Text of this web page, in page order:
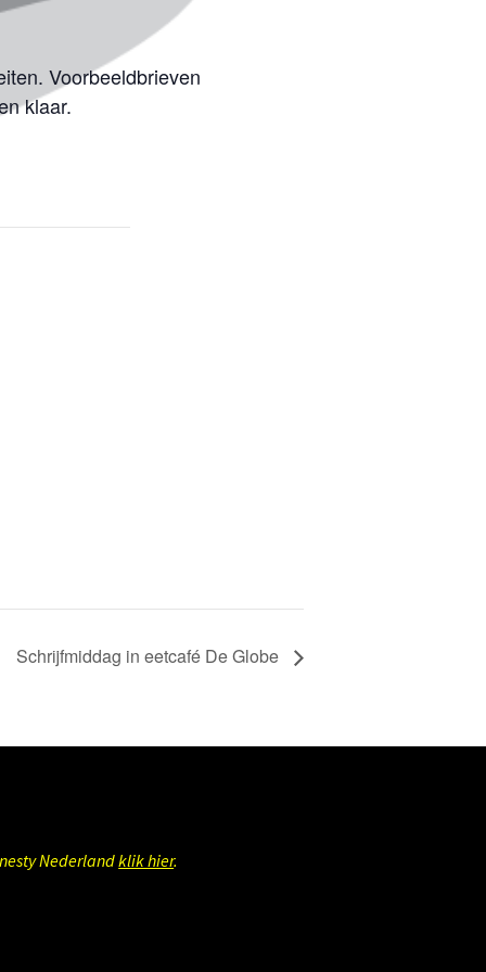
Voorbeeldbrieven
klaar.
Schrijfmiddag in eetcafé De Globe
Nederlandklik hier.